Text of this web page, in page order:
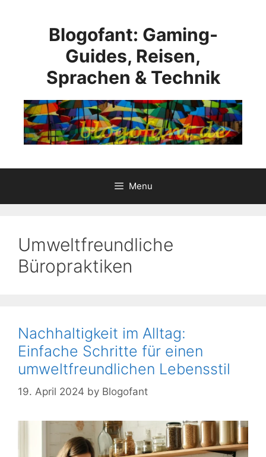
Blogofant: Gaming-
Guides, Reisen,
Sprachen & Technik
Menu
Umweltfreundliche
Büropraktiken
Nachhaltigkeit im Alltag:
Einfache Schritte für einen
umweltfreundlichen Lebensstil
19. April 2024 by Blogofant